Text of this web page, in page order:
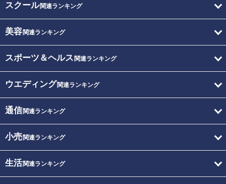
スクール関連ランキング
美容関連ランキング
スポーツ＆ヘルス 関連ランキング
ウエディング関連ランキング
通信関連ランキング
小売関連ランキング
生活関連ランキング